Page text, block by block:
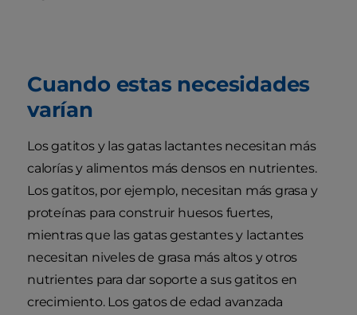
Cuando estas necesidades
varían
Los gatitos y las gatas lactantes necesitan más
calorías y alimentos más densos en nutrientes.
Los gatitos, por ejemplo, necesitan más grasa y
proteínas para construir huesos fuertes,
mientras que las gatas gestantes y lactantes
necesitan niveles de grasa más altos y otros
nutrientes para dar soporte a sus gatitos en
crecimiento. Los gatos de edad avanzada